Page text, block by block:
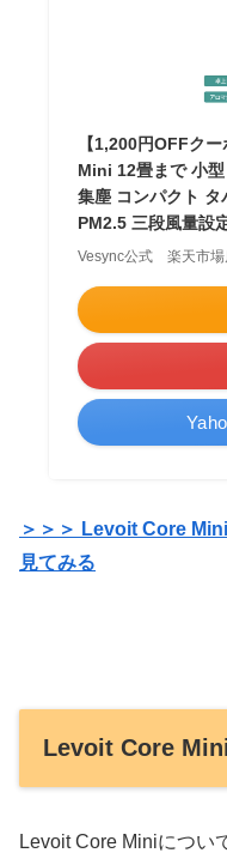
【1,200円OFFク
Mini 12畳まで 小
集塵 コンパクト タ
PM2.5 三段風量設
Vesync公式 楽天市場
＞＞＞ Levoit Core
見てみる
Levoit Core
Levoit Core Miniについ